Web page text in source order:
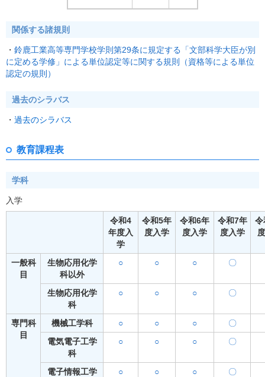
関係する諸規則
・ 鈴鹿工業高等専門学校学則第29条に規定する「文部科学大臣が別
に定める学修」による単位認定等に関する規則（資格等による単位
認定の規則）
過去のシラバス
・ 過去のシラバス
教育課程表
学科
入学
令和4
年度入
学
令和5年
度入学
令和6年
度入学
令和7年
度入学
令
一般科
目
生物応用化学
科以外
○ ○ ○ 〇
生物応用化学
科
○ ○ ○ 〇
専門科
目
機械工学科 ○ ○ ○
〇
電気電子工学
科
○ ○ ○ 〇
電子情報工学
○ ○ ○ 〇